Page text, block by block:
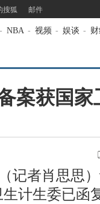
搜狐 邮件
- NBA - 视频 - 娱谈 -
案获国
者肖思思）
计生委已函